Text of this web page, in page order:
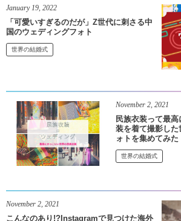
January 19, 2022
「可愛いすぎるのだが」Z世代に刺さる中
国のウェディングフォト
世界の結婚式
November 2 ,2021
民族衣装って最
装を着て撮影し
ォトを集めてみた
世界の結婚式
November 2 2021
こんなのあり!?Instagramで見つけた海外